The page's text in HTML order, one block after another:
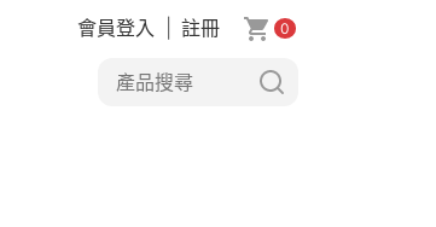
會員登入 註冊 0